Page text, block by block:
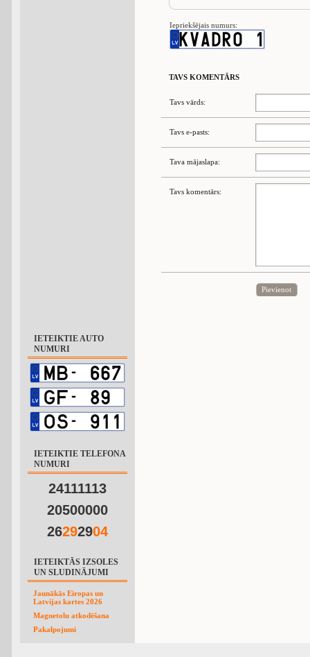
IETEIKTIE AUTO
NUMURI
IETEIKTIE TELEFONA
NUMURI
24111113
20500000
26292904
IETEIKTĀS IZSOLES
UN SLUDINĀJUMI
Jaunākās Eiropas un
Latvijas kartes 2026
Magnetolu atkodēšana
Pakalpojumi
Iepriekšējais numurs:
TAVS KOMENTĀRS
Tavs vārds:
Tavs e-pasts:
Tava mājaslapa:
Tavs komentārs:
Pievienot